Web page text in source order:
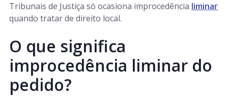
Tribunais de Justiça só ocasiona improcedência liminar
quando tratar de direito local.
O que significa
improcedência liminar do
pedido?